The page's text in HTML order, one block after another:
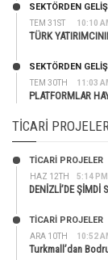
TEM 31ST 10:10
SEKTÖRDEN
TÜRK
TEM 30TH 11:03
SEKTÖRDEN
PLATFORMLAR
TICARI
HAZ 12TH 5:14 PM
TİCARİ PROJELER
DENİZLİ’DE ŞİMDİ
ARA 10TH 10:52
TİCARİ PROJELER
Turkmall’dan